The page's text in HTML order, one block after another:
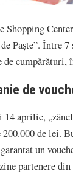
Shopping
Paște”. Între
de cumpărături,
de
14 aprilie,
de lei.
un
partenere